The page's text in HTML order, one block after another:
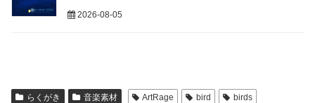
2026-08-05
らくがき 音楽素材 ArtRage bird
birds